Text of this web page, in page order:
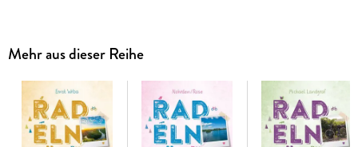
Jede Tour ist sorgfältig ausgewählt und verspricht
entspannte Erlebnisse voller Natur, Kultur und regionalem
Charme.
Mehr aus dieser Reihe